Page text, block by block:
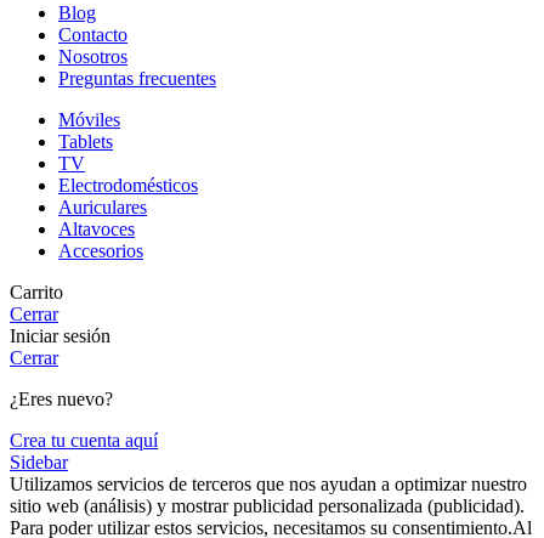
Blog
Contacto
Nosotros
Preguntas frecuentes
Móviles
Tablets
TV
Electrodomésticos
Auriculares
Altavoces
Accesorios
Carrito
Cerrar
Iniciar sesión
Cerrar
¿Eres nuevo?
Crea tu cuenta aquí
Sidebar
Utilizamos servicios de terceros que nos ayudan a optimizar nuestro
sitio web (análisis) y mostrar publicidad personalizada (publicidad).
Para poder utilizar estos servicios, necesitamos su consentimiento.Al